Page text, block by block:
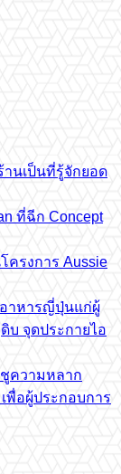
านเป็นที่รู้จักยอด
ที่ฉีก Concept
ครงการ Aussie
าหารญี่ปุ่นแก่ผู้
บ จุดประกายไอ
ชูความหลาก
พื่อผู้ประกอบการ